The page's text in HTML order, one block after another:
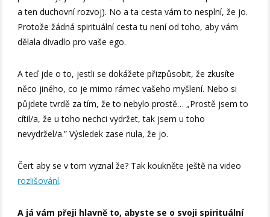
a ten duchovní rozvoj). No a ta cesta vám to nesplní, že jo.
Protože žádná spirituální cesta tu není od toho, aby vám
dělala divadlo pro vaše ego.
A teď jde o to, jestli se dokážete přizpůsobit, že zkusíte
něco jiného, co je mimo rámec vašeho myšlení. Nebo si
půjdete tvrdě za tím, že to nebylo prostě… „Prostě jsem to
cítil/a, že u toho nechci vydržet, tak jsem u toho
nevydržel/a.” Výsledek zase nula, že jo.
Čert aby se v tom vyznal že? Tak koukněte ještě na video
rozlišování.
A já vám přeji hlavně to, abyste se o svoji spirituální